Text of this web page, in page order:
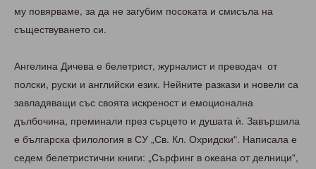
му повярваме, за да не загубим посоката и смисъла на
съществуването си.
Ангелина Дичева е белетрист, журналист и преводач от
полски, руски и английски език. Нейните разкази и новели са
завладяващи със своята искреност и емоционална
дълбочина, преминали през сърцето и душата ѝ. Завършила
е българска филология в СУ „Св. Кл. Охридски". Написала е
седем белетристични книги: „Сърфинг в океана от делници”,